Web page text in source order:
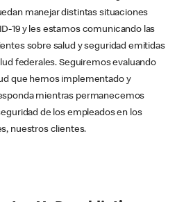
manejar distintas situaciones
19 y les estamos comunicando las
sobre salud y seguridad emitidas
federales. Seguiremos evaluando
que hemos implementado y
mientras permanecemos
de los empleados en los
nuestros clientes.